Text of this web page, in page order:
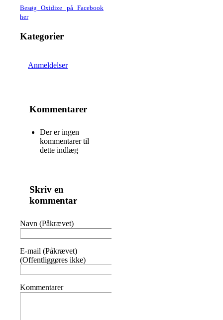
Besøg Oxidize på Facebook
her
Kategorier
Anmeldelser
Kommentarer
Der er ingen
kommentarer til
dette indlæg
Skriv en
kommentar
Navn (Påkrævet)
E-mail (Påkrævet)
(Offentliggøres ikke)
Kommentarer